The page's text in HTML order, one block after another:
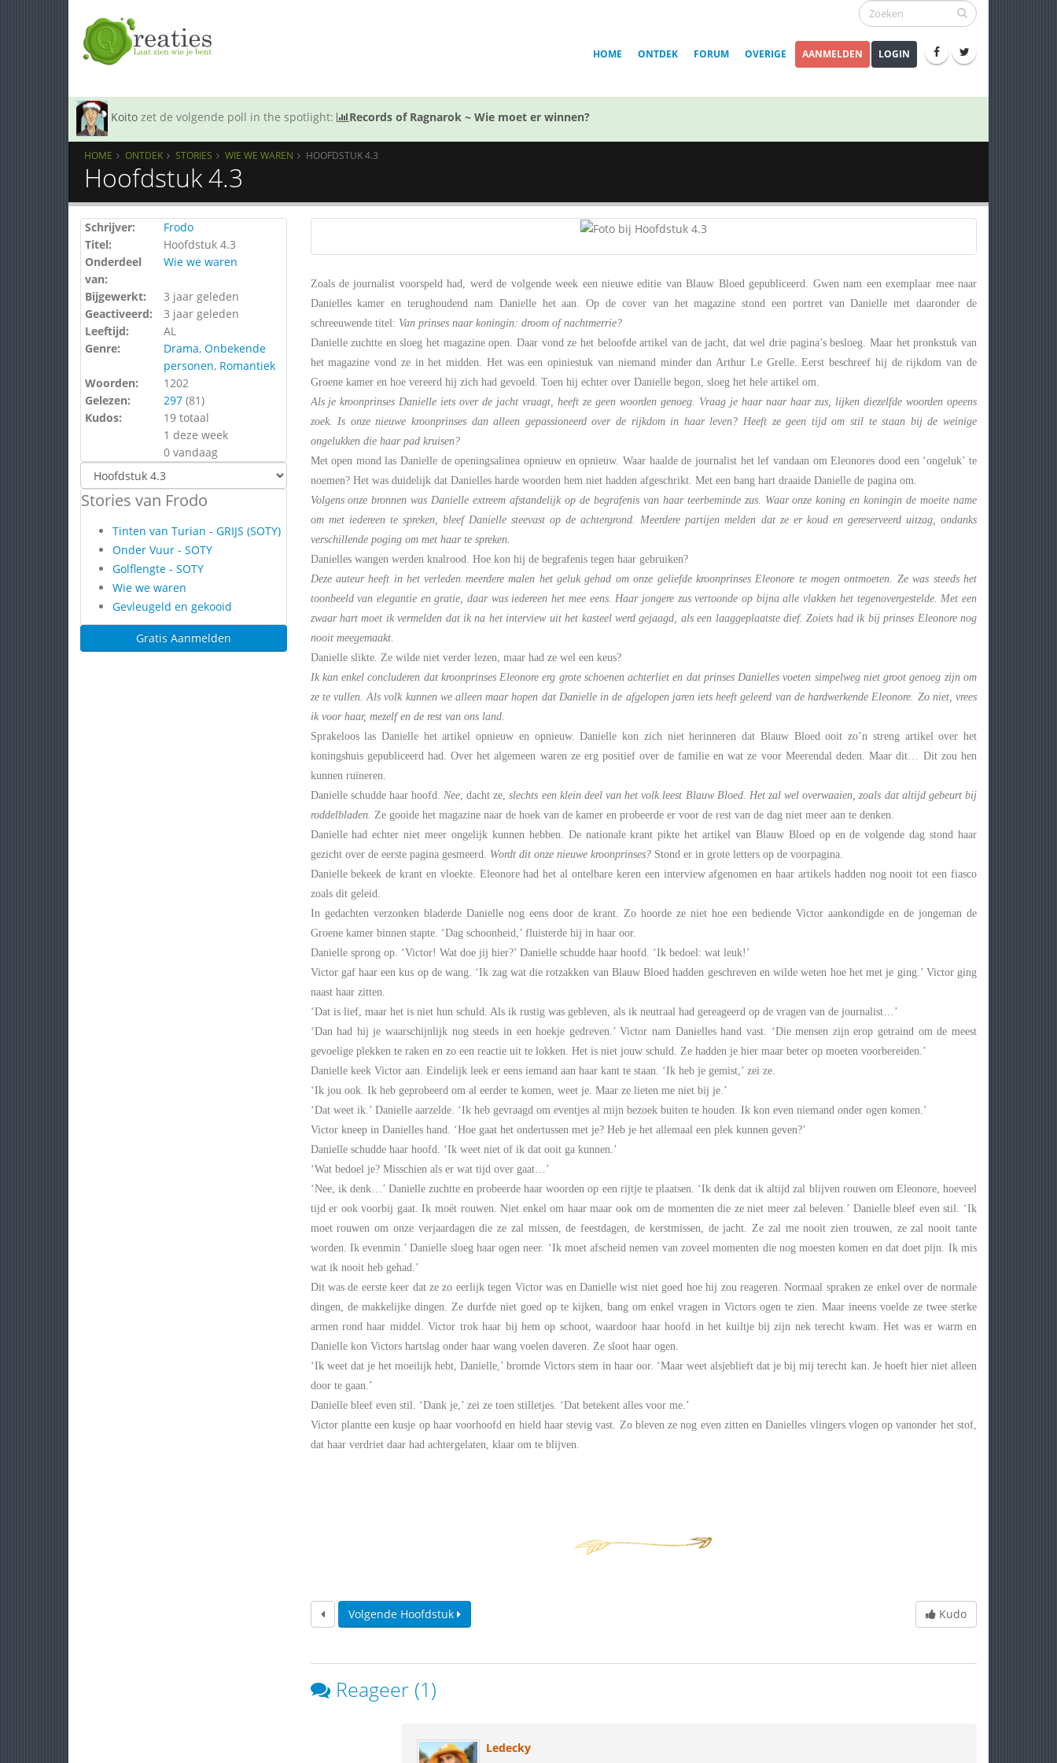
HOME ONTDEK FORUM OVERIGE AANMELDEN LOGIN
Koito zet de volgende poll in the spotlight: Records of Ragnarok ~ Wie moet er winnen?
HOME ONTDEK STORIES WIE WE WAREN HOOFDSTUK 4.3
Hoofdstuk 4.3
Schrijver:
Frodo
Titel:
Hoofdstuk 4.3
Onderdeel
van:
Wie we waren
Bijgewerkt:
3 jaar geleden
Geactiveerd:
3 jaar geleden
Leeftijd:
AL
Genre:
Drama, Onbekende
personen, Romantiek
Woorden:
1202
Gelezen:
297 (81)
Kudos:
19 totaal
1 deze week
0 vandaag
Stories van Frodo
Tinten van Turian - GRIJS (SOTY)
Onder Vuur - SOTY
Golflengte - SOTY
Wie we waren
Gevleugeld en gekooid
Gratis Aanmelden
Zoals de journalist voorspeld had, werd de volgende week een nieuwe editie van Blauw Bloed gepubliceerd. Gwen nam een exemplaar mee naar
Danielles kamer en terughoudend nam Danielle het aan. Op de cover van het magazine stond een portret van Danielle met daaronder de
schreeuwende titel: Van prinses naar koningin: droom of nachtmerrie?
Danielle zuchtte en sloeg het magazine open. Daar vond ze het beloofde artikel van de jacht, dat wel drie pagina’s besloeg. Maar het pronkstuk van
het magazine vond ze in het midden. Het was een opiniestuk van niemand minder dan Arthur Le Grelle. Eerst beschreef hij de rijkdom van de
Groene kamer en hoe vereerd hij zich had gevoeld. Toen hij echter over Danielle begon, sloeg het hele artikel om.
Als je kroonprinses Danielle iets over de jacht vraagt, heeft ze geen woorden genoeg. Vraag je haar naar haar zus, lijken diezelfde woorden opeens
zoek. Is onze nieuwe kroonprinses dan alleen gepassioneerd over de rijkdom in haar leven? Heeft ze geen tijd om stil te staan bij de weinige
ongelukken die haar pad kruisen?
Met open mond las Danielle de openingsalinea opnieuw en opnieuw. Waar haalde de journalist het lef vandaan om Eleonores dood een ‘ongeluk’ te
noemen? Het was duidelijk dat Danielles harde woorden hem niet hadden afgeschrikt. Met een bang hart draaide Danielle de pagina om.
Volgens onze bronnen was Danielle extreem afstandelijk op de begrafenis van haar teerbeminde zus. Waar onze koning en koningin de moeite name
om met iedereen te spreken, bleef Danielle steevast op de achtergrond. Meerdere partijen melden dat ze er koud en gereserveerd uitzag, ondanks
verschillende poging om met haar te spreken.
Danielles wangen werden knalrood. Hoe kon hij de begrafenis tegen haar gebruiken?
Deze auteur heeft in het verleden meerdere malen het geluk gehad om onze geliefde kroonprinses Eleonore te mogen ontmoeten. Ze was steeds het
toonbeeld van elegantie en gratie, daar was iedereen het mee eens. Haar jongere zus vertoonde op bijna alle vlakken het tegenovergestelde. Met een
zwaar hart moet ik vermelden dat ik na het interview uit het kasteel werd gejaagd, als een laaggeplaatste dief. Zoiets had ik bij prinses Eleonore nog
nooit meegemaakt.
Danielle slikte. Ze wilde niet verder lezen, maar had ze wel een keus?
Ik kan enkel concluderen dat kroonprinses Eleonore erg grote schoenen achterliet en dat prinses Danielles voeten simpelweg niet groot genoeg zijn om
ze te vullen. Als volk kunnen we alleen maar hopen dat Danielle in de afgelopen jaren iets heeft geleerd van de hardwerkende Eleonore. Zo niet, vrees
ik voor haar, mezelf en de rest van ons land.
Sprakeloos las Danielle het artikel opnieuw en opnieuw. Danielle kon zich niet herinneren dat Blauw Bloed ooit zo’n streng artikel over het
koningshuis gepubliceerd had. Over het algemeen waren ze erg positief over de familie en wat ze voor Meerendal deden. Maar dit… Dit zou hen
kunnen ruïneren.
Danielle schudde haar hoofd.Nee, dacht ze,slechts een klein deel van het volk leest Blauw Bloed. Het zal wel overwaaien, zoals dat altijd gebeurt bij
roddelbladen. Ze gooide het magazine naar de hoek van de kamer en probeerde er voor de rest van de dag niet meer aan te denken.
Danielle had echter niet meer ongelijk kunnen hebben. De nationale krant pikte het artikel van Blauw Bloed op en de volgende dag stond haar
gezicht over de eerste pagina gesmeerd. Wordt dit onze nieuwe kroonprinses? Stond er in grote letters op de voorpagina.
Danielle bekeek de krant en vloekte. Eleonore had het al ontelbare keren een interview afgenomen en haar artikels hadden nog nooit tot een fiasco
zoals dit geleid.
In gedachten verzonken bladerde Danielle nog eens door de krant. Zo hoorde ze niet hoe een bediende Victor aankondigde en de jongeman de
Groene kamer binnen stapte. ‘Dag schoonheid,’ fluisterde hij in haar oor.
Danielle sprong op. ‘Victor! Wat doe jij hier?’ Danielle schudde haar hoofd. ‘Ik bedoel: wat leuk!’
Victor gaf haar een kus op de wang. ‘Ik zag wat die rotzakken van Blauw Bloed hadden geschreven en wilde weten hoe het met je ging.’ Victor ging
naast haar zitten.
‘Dat is lief, maar het is niet hun schuld. Als ik rustig was gebleven, als ik neutraal had gereageerd op de vragen van de journalist…’
‘Dan had hij je waarschijnlijk nog steeds in een hoekje gedreven.’ Victor nam Danielles hand vast. ‘Die mensen zijn erop getraind om de meest
gevoelige plekken te raken en zo een reactie uit te lokken. Het is niet jouw schuld. Ze hadden je hier maar beter op moeten voorbereiden.’
Danielle keek Victor aan. Eindelijk leek er eens iemand aan haar kant te staan. ‘Ik heb je gemist,’ zei ze.
‘Ik jou ook. Ik heb geprobeerd om al eerder te komen, weet je. Maar ze lieten me niet bij je.’
‘Dat weet ik.’ Danielle aarzelde. ‘Ik heb gevraagd om eventjes al mijn bezoek buiten te houden. Ik kon even niemand onder ogen komen.’
Victor kneep in Danielles hand. ‘Hoe gaat het ondertussen met je? Heb je het allemaal een plek kunnen geven?’
Danielle schudde haar hoofd. ‘Ik weet niet of ik dat ooit ga kunnen.’
‘Wat bedoel je? Misschien als er wat tijd over gaat…’
‘Nee, ik denk…’ Danielle zuchtte en probeerde haar woorden op een rijtje te plaatsen. ‘Ik denk dat ik altijd zal blijven rouwen om Eleonore, hoeveel
tijd er ook voorbij gaat. Ik moét rouwen. Niet enkel om haar maar ook om de momenten die ze niet meer zal beleven.’ Danielle bleef even stil. ‘Ik
moet rouwen om onze verjaardagen die ze zal missen, de feestdagen, de kerstmissen, de jacht. Ze zal me nooit zien trouwen, ze zal nooit tante
worden. Ik evenmin.’ Danielle sloeg haar ogen neer. ‘Ik moet afscheid nemen van zoveel momenten die nog moesten komen en dat doet pijn. Ik mis
wat ik nooit heb gehad.’
Dit was de eerste keer dat ze zo eerlijk tegen Victor was en Danielle wist niet goed hoe hij zou reageren. Normaal spraken ze enkel over de normale
dingen, de makkelijke dingen. Ze durfde niet goed op te kijken, bang om enkel vragen in Victors ogen te zien. Maar ineens voelde ze twee sterke
armen rond haar middel. Victor trok haar bij hem op schoot, waardoor haar hoofd in het kuiltje bij zijn nek terecht kwam. Het was er warm en
Danielle kon Victors hartslag onder haar wang voelen daveren. Ze sloot haar ogen.
‘Ik weet dat je het moeilijk hebt, Danielle,’ bromde Victors stem in haar oor. ‘Maar weet alsjeblieft dat je bij mij terecht kan. Je hoeft hier niet alleen
door te gaan.’
Danielle bleef even stil. ‘Dank je,’ zei ze toen stilletjes. ‘Dat betekent alles voor me.’
Victor plantte een kusje op haar voorhoofd en hield haar stevig vast. Zo bleven ze nog even zitten en Danielles vlingers vlogen op vanonder het stof,
dat haar verdriet daar had achtergelaten, klaar om te blijven.
Kudo
Volgende Hoofdstuk
Reageer (1)
Ledecky